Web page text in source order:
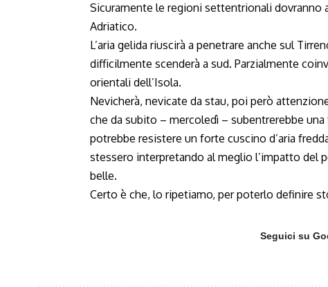
Sicuramente le regioni settentrionali
Adriatico.
L’aria gelida riuscirà a penetrare anche sul
difficilmente scenderà a sud. Parzialmente
orientali dell’Isola.
Nevicherà, nevicate da stau, poi però
che da subito – mercoledì – subentrerebbe
potrebbe resistere un forte cuscino d’aria
stessero interpretando al meglio l’impatto del
belle.
Certo è che, lo ripetiamo, per poterlo definire
Seguici su